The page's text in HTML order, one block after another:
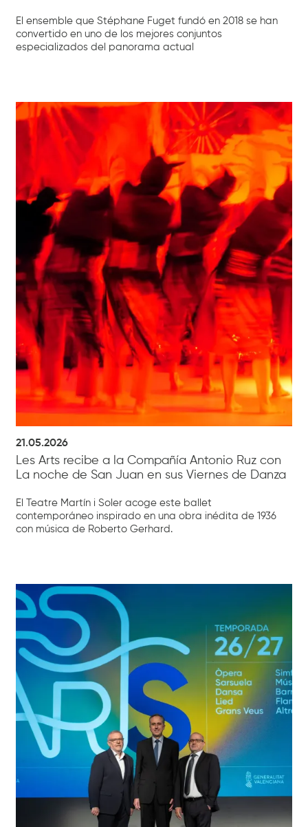
El ensemble que Stéphane Fuget fundó en 2018 se han
convertido en uno de los mejores conjuntos
especializados del panorama actual
21.05.2026
Les Arts recibe a la Compañía Antonio Ruz con
La noche de San Juan en sus Viernes de Danza
El Teatre Martín i Soler acoge este ballet
contemporáneo inspirado en una obra inédita de 1936
con música de Roberto Gerhard.